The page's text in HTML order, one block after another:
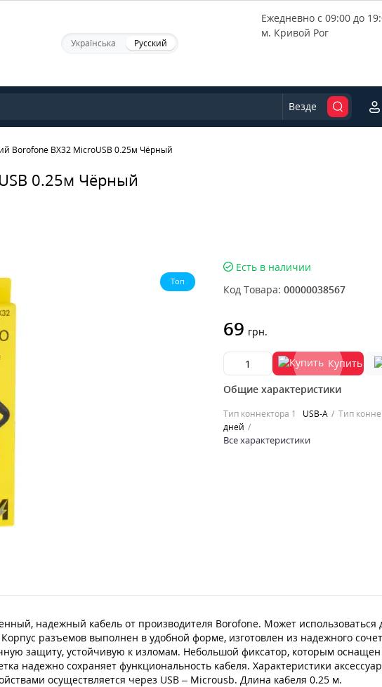
Українська Русский
Ежедневно с 09:00 до
м. Кривой Рог
Везде
Borofone BX32 MicroUSB 0.25м Чёрный
0.25м Чёрный
Топ
Есть в наличии
Код Товара: 00000038567
69 грн.
Купить
Общие характеристики
Тип коннектора 1 USB-A Тип
дней
Все характеристики
надежный кабель от производителя Borofone. Может использоваться
разъемов выполнен в удобной форме, изготовлен из надежного
защиту, устойчивую к изломам. Небольшой фиксатор, которым оснащен
надежно сохраняет функциональность кабеля. Характеристики
осуществляется через USB – Microusb. Длина кабеля 0.25 м.